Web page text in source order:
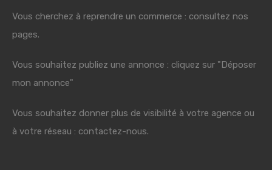
Vous cherchez à reprendre un commerce : consultez nos
pages.
Vous souhaitez publiez une annonce : cliquez sur "Déposer
mon annonce"
Vous souhaitez donner plus de visibilité à votre agence ou
à votre réseau : contactez-nous.